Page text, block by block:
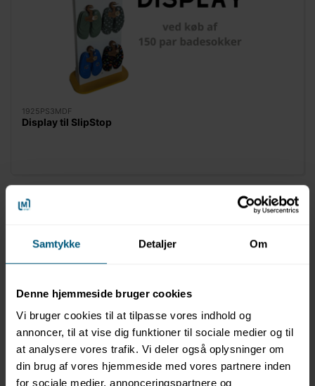
Samtykke Detaljer Om
Denne hjemmeside bruger cookies
Vi bruger cookies til at tilpasse vores indhold og
annoncer, til at vise dig funktioner til sociale medier og til
at analysere vores trafik. Vi deler også oplysninger om
din brug af vores hjemmeside med vores partnere inden
for sociale medier, annonceringspartnere og
1925PS3MDF
Display til SlipStop